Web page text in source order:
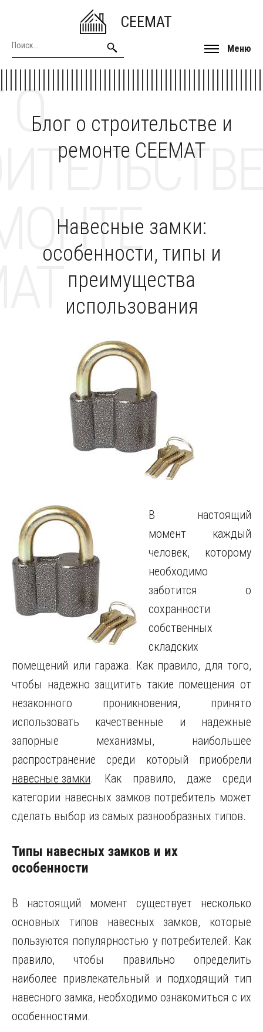
CEEMAT
Меню
Блог о строительстве и
ремонте CEEMAT
О
Навесные замки:
особенности, типы и
преимущества
использования
В настоящий
момент каждый
человек, которому
необходимо
заботится о
сохранности
собственных
складских
помещений или гаража. Как правило, для того,
чтобы надежно защитить такие помещения от
незаконного проникновения, принято
использовать качественные и надежные
запорные механизмы, наибольшее
распространение среди который приобрели
навесные замки. Как правило, даже среди
категории навесных замков потребитель может
сделать выбор из самых разнообразных типов.
Типы навесных замков и их
особенности
В настоящий момент существует несколько
основных типов навесных замков, которые
пользуются популярностью у потребителей. Как
правило, чтобы правильно определить
наиболее привлекательный и подходящий тип
навесного замка, необходимо ознакомиться с их
особенностями.